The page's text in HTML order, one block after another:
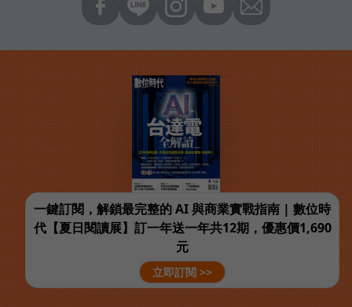
一鍵訂閱，解鎖最完整的 AI 與商業實戰指南 | 數位時
代【夏日閱讀展】訂一年送一年共12期，優惠價1,690
元
立即訂閱 >>